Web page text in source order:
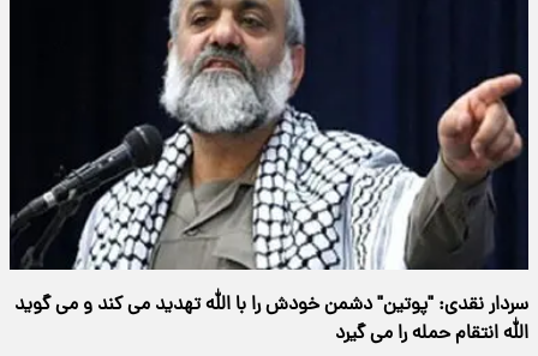
سردار نقدی: "پوتین" دشمن خودش را با الله تهدید می کند و می گوید
الله انتقام حمله را می گیرد